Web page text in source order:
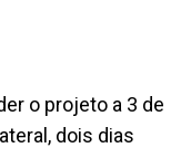
o projeto a 3 de
dois dias